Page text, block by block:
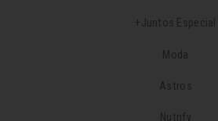
+Juntos Especial
Moda
Astros
Nutrify